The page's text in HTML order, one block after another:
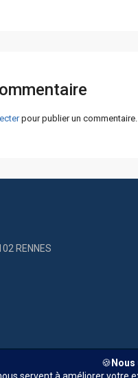
pour publier un commentaire.
RENNES